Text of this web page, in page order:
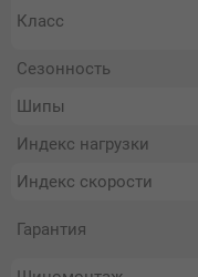
Класс
Сезонность
Шипы
Индекс нагрузки
Индекс скорости
Гарантия